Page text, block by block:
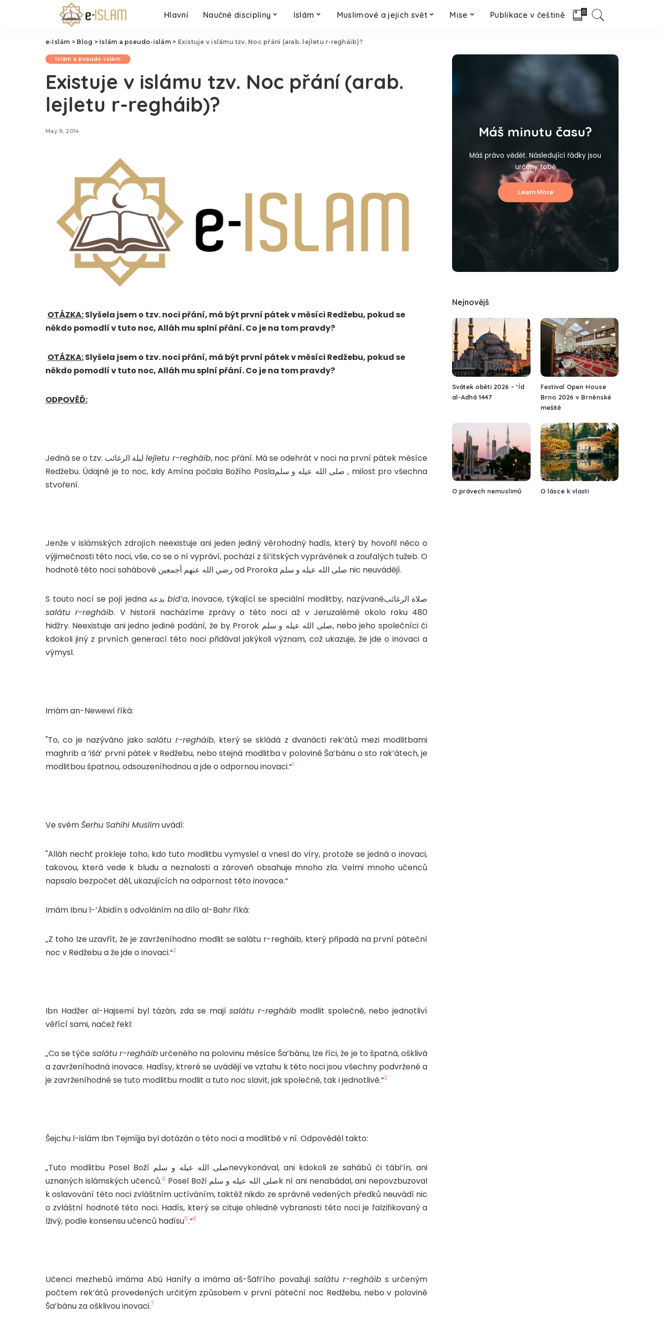
Hlavní Naučné disciplíny Islám Muslimové a jejich svět Mise Publikace v češtině 0
e-Islám > Blog > Islám a pseudo-islám> Existuje v islámu tzv. Noc přání (arab. lejletu r-regháib)?
Islám a pseudo-islám
Existuje v islámu tzv. Noc přání (arab.
lejletu r-regháib)?
May 9, 2014
OTÁZKA:Slyšela jsem o tzv. noci přání, má být první pátek v měsíci Redžebu, pokud se
někdo pomodlí v tuto noc, Alláh mu splní přání. Co je na tom pravdy?
OTÁZKA:Slyšela jsem o tzv. noci přání, má být první pátek v měsíci Redžebu, pokud se
někdo pomodlí v tuto noc, Alláh mu splní přání. Co je na tom pravdy?
ODPOVĚĎ:
Jedná se o tzv. ليلة الرغائبlejletu r-regháib, noc přání. Má se odehrát v noci na první pátek měsíce
Redžebu. Údajně je to noc, kdy Amína počala Božího Posla
صلى الله عيله و سلم, milost pro všechna
stvoření.
Jenže v islámských zdrojích neexistuje ani jeden jediný věrohodný hadís, který by hovořil něco o
výjimečnosti této noci, vše, co se o ní vypráví, pochází z ší’itských vyprávěnek a zoufalých tužeb. O
hodnotě této noci sahábové رضي الله عنهم أجمعين od Proroka صلى الله عيله و سلم nic neuvádějí.
S touto nocí se pojí jedna bid’a, inovace, týkající se speciální modlitby, nazývanéصلاة الرغائب
salátu r-regháib. V historii nacházíme zprávy o této noci až v Jeruzalémě okolo roku 480
hidžry. Neexistuje ani jedno jediné podání, že by Prorok صلى الله عيله و سلم, nebo jeho společníci či
kdokoli jiný z prvních generací této noci přidával jakýkoli význam, což ukazuje, že jde o inovaci a
výmysl.
Imám an-Newewí říká:
"To, co je nazýváno jako salátu r-regháib, který se skládá z dvanácti rek’átů mezi modlitbami
maghrib a ‘išá’ první pátek v Redžebu, nebo stejná modlitba v polovině Ša’bánu o sto rak’átech, je
modlitbou špatnou, odsouzeníhodnou a jde o odpornou inovaci.“1
Ve svémŠerhu Sahíhi Muslimuvádí:
"Alláh nechť prokleje toho, kdo tuto modlitbu vymyslel a vnesl do víry, protože se jedná o inovaci,
takovou, která vede k bludu a neznalosti a zároveň obsahuje mnoho zla. Velmi mnoho učenců
napsalo bezpočet děl, ukazujících na odpornost této inovace.“
Imám Ibnu l-‘Ábidín s odvoláním na dílo al-Bahr říká:
„Z toho lze uzavřít, že je zavrženíhodno modlit se salátu r-regháib, který připadá na první páteční
noc v Redžebu a že jde o inovaci.“2
Ibn Hadžer al-Hajsemí byl tázán, zda se majísalátu r-regháib modlit společně, nebo jednotliví
věřící sami, načež řekl:
„Co se týče salátu r-regháiburčeného na polovinu měsíce Ša’bánu, lze říci, že je to špatná, ošklivá
a zavrženíhodná inovace. Hadísy, ktreré se uvádějí ve vztahu k této noci jsou všechny podvržené a
je zavrženíhodné se tuto modlitbu modlit a tuto noc slavit, jak společně, tak i jednotlivě.“3
Šejchu l-islám Ibn Tejmíjja byl dotázán o této noci a modlitbě v ní. Odpověděl takto:
„Tuto modlitbu Posel Boží صلى الله عيله و سلمnevykonával, ani kdokoli ze sahábů či tábi’ín, ani
uznaných islámských učenců.4Posel Boží صلى الله عيله و سلمk ní ani nenabádal, ani nepovzbuzoval
k oslavování této noci zvláštním uctíváním, taktéž nikdo ze správně vedených předků neuvádí nic
o zvláštní hodnotě této noci. Hadís, který se cituje ohledně vybranosti této noci je falzifikovaný a
lživý, podle konsensu učenců hadísu5.“6
Učenci mezhebů imáma Abú Hanífy a imáma aš-Šáfi’ího považují salátu r-regháibs určeným
počtem rek’átů provedených určitým způsobem v první páteční noc Redžebu, nebo v polovině
Ša’bánu za ošklivou inovaci.7
Máš minutu času?
Máš právo vědět. Následující řádky jsou
určeny tobě
Learn More
Nejnovějš
Svátek oběti 2026 – ‘Íd
al-Adhá 1447
Festival Open House
Brno 2026 v Brněnské
mešitě
O právech nemuslimů O lásce k vlasti